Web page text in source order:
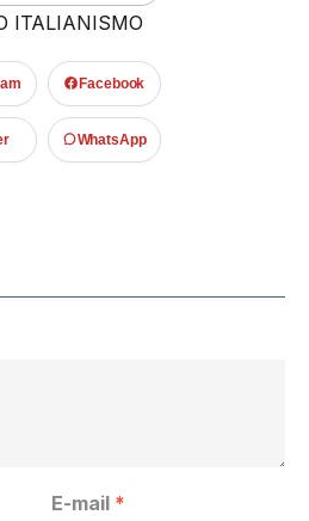
ITALIANISMO
Facebook
WhatsApp
E-mail *